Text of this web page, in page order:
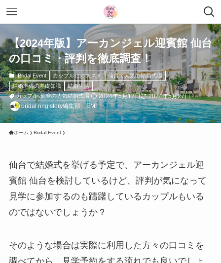
【2024年版】アーカンジェル迎賓館 仙台
の口コミ・評判を徹底調査！
Bridal Event カップルにオススメ
仙台で人気の結婚式場
結婚準備の基礎知識
結婚生活
カップル 仙台の人気結婚式場 2024年5月12日
2024年5月27日
bridal ring story編集部 EMI
ホーム Bridal Event
仙台で結婚式を挙げる予定で、アーカンジェル迎
賓館 仙台を検討しているけど、評判が気になって
見学に参加するのも躊躇しているカップルもいる
のではないでしょうか？
そのような場合は実際に利用した方々の口コミを